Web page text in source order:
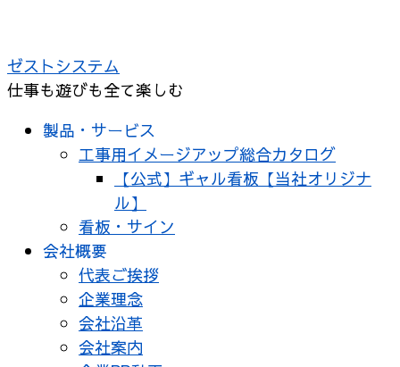
ゼストシステム
仕事も遊びも全て楽しむ
製品・サービス
工事用イメージアップ総合カタログ
【公式】ギャル看板【当社オリジナ
ル】
看板・サイン
会社概要
代表ご挨拶
企業理念
会社沿革
会社案内